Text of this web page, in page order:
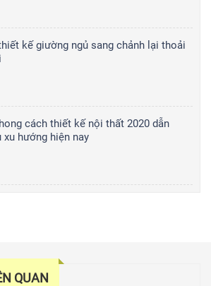
kế giường ngủ sang chảnh lại thoải
cách thiết kế nội thất 2020 dẫn
xu hướng hiện nay
QUAN